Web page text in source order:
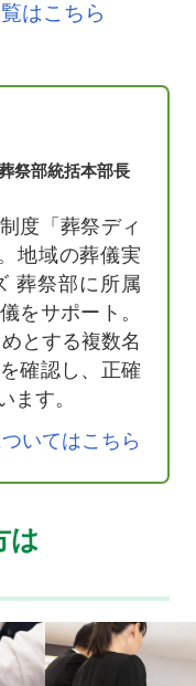
はこちら
祭部統括本部長
度「葬祭ディ
地域の葬儀実
葬祭部に所属
をサポート。
とする複数名
確認し、正確
ます。
いてはこちら
は